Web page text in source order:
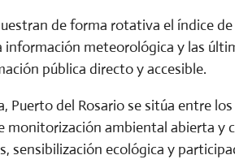
de forma rotativa el índice
meteorológica y las
pública directo y accesible.
Puerto del Rosario se sitúa entre
monitorización ambiental abierta y
sensibilización ecológica y